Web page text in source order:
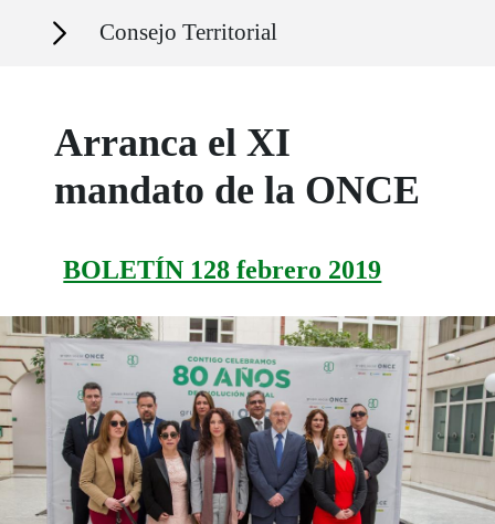
Secciones Consejo Territorial
Arranca el XI
mandato de la ONCE
BOLETÍN 128 febrero 2019